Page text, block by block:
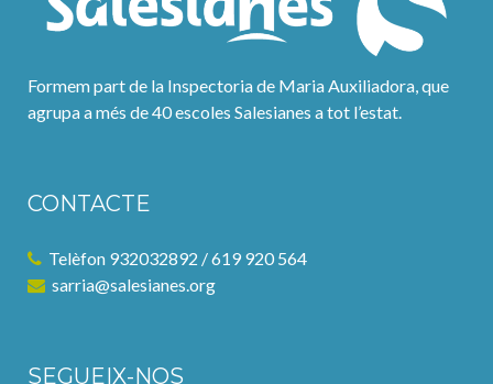
Formem part de la Inspectoria de Maria Auxiliadora, que
agrupa a més de 40 escoles Salesianes a tot l’estat.
CONTACTE
Telèfon 932032892 / 619 920 564
sarria@salesianes.org
SEGUEIX-NOS